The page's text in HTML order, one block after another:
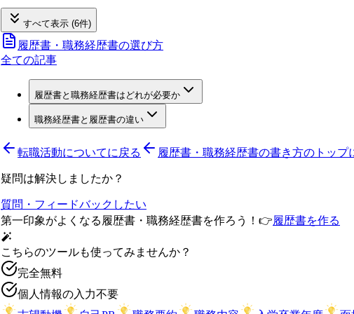
すべて表示 (6件)
履歴書・職務経歴書の選び方
全ての記事
履歴書と職務経歴書はどれが必要か
職務経歴書と履歴書の違い
転職活動についてに戻る 履歴書・職務経歴書の書き方のトップ
疑問は解決しましたか？
質問・フィードバックしたい
第一印象がよくなる履歴書・職務経歴書を作ろう！ 👉履歴書を作る
こちらのツールも使ってみませんか？
完全無料
個人情報の入力不要